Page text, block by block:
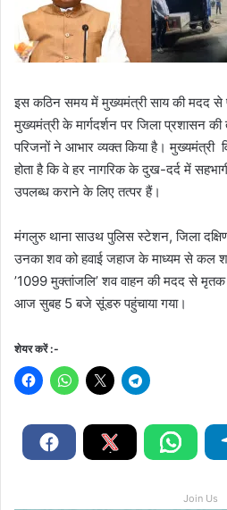
इस कठिन समय में मुख्यमंत्री साय की मदद से
मुख्यमंत्री के मार्गदर्शन पर जिला प्रशासन
परिजनों ने आभार व्यक्त किया है। मुख्यमंत्री
होता है कि वे हर नागरिक के दुख-दर्द में
उपलब्ध कराने के लिए तत्पर हैं।
मंगलुरु थाना साउथ पुलिस स्टेशन, जिला
उनका शव को हवाई जहाज के माध्यम से कल
’1099 मुक्तांजलि’ शव वाहन की मदद से
आज सुबह 5 बजे सूंडरु पहुंचाया गया।
शेयर करें :-
Join Us